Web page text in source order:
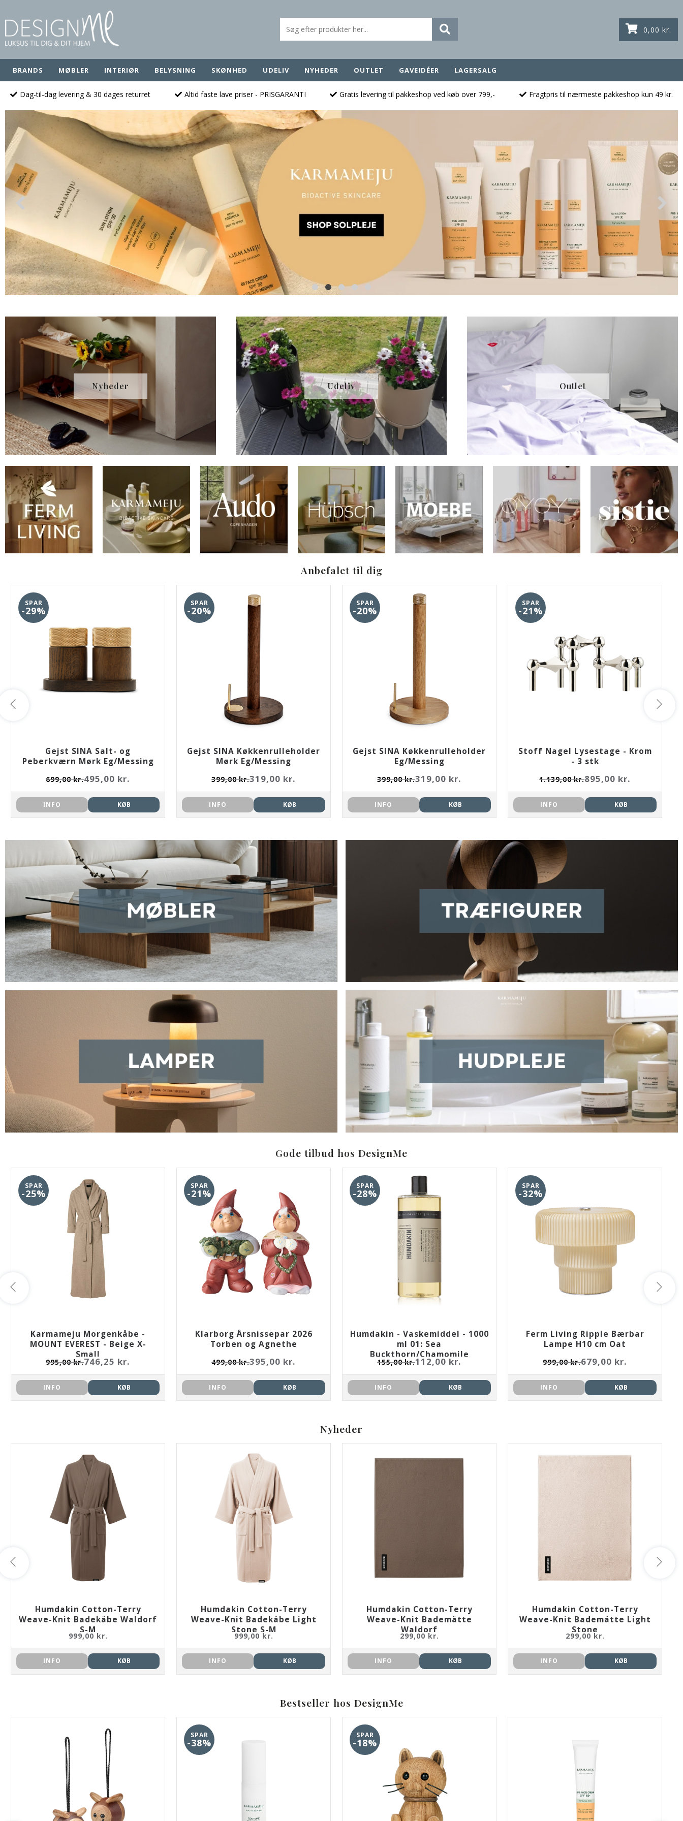
0,00 kr.
BRANDS MØBLER INTERIØR BELYSNING SKØNHED UDELIV NYHEDER OUTLET GAVEIDÉER LAGERSALG
Dag-til-dag levering & 30 dages returret Altid faste lave priser - PRISGARANTI Gratis levering til pakkeshop ved køb over 799,- Fragtpris til nærmeste pakkeshop kun 49 kr.
Nyheder Udeliv Outlet
Anbefalet til dig
SPAR
-29%
Gejst SINA Salt- og
Peberkværn Mørk Eg/Messing
699,00 kr.495,00 kr.
INFO KØB
SPAR
-20%
Gejst SINA Køkkenrulleholder
Mørk Eg/Messing
399,00 kr.319,00 kr.
INFO KØB
SPAR
-20%
Gejst SINA Køkkenrulleholder
Eg/Messing
399,00 kr.319,00 kr.
INFO KØB
SPAR
-21%
Stoff Nagel Lysestage - Krom
- 3 stk
1.139,00 kr.895,00 kr.
INFO KØB
Gode tilbud hos DesignMe
SPAR
-25%
Karmameju Morgenkåbe -
MOUNT EVEREST - Beige X-
Small
995,00 kr.746,25 kr.
INFO KØB
SPAR
-21%
Klarborg Årsnissepar 2026
Torben og Agnethe
499,00 kr.395,00 kr.
INFO KØB
SPAR
-28%
Humdakin - Vaskemiddel - 1000
ml 01: Sea
Buckthorn/Chamomile
155,00 kr.112,00 kr.
INFO KØB
SPAR
-32%
Ferm Living Ripple Bærbar
Lampe H10 cm Oat
999,00 kr.679,00 kr.
INFO KØB
Nyheder
Humdakin Cotton-Terry
Weave-Knit Badekåbe Waldorf
S-M
999,00 kr.
INFO KØB
Humdakin Cotton-Terry
Weave-Knit Badekåbe Light
Stone S-M
999,00 kr.
INFO KØB
Humdakin Cotton-Terry
Weave-Knit Bademåtte
Waldorf
299,00 kr.
INFO KØB
Humdakin Cotton-Terry
Weave-Knit Bademåtte Light
Stone
299,00 kr.
INFO KØB
Bestseller hos DesignMe
SPAR
-38%
SPAR
-18%